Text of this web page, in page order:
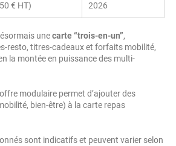
€ HT)
2026
unecarte “trois-en-un”,
resto, titres-cadeaux et forfaits mobilité,
la montée en puissance des multi-
modulaire permet d’ajouter des
bien-être) à la carte repas
sont indicatifs et peuvent varier selon